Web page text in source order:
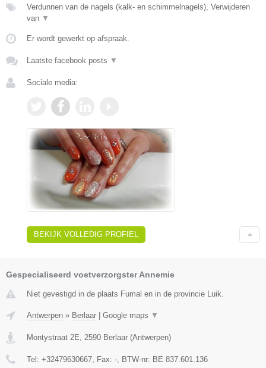
Verdunnen van de nagels (kalk- en schimmelnagels), Verwijderen
van ▼
Er wordt gewerkt op afspraak.
Laatste facebook posts ▼
Sociale media:
BEKIJK VOLLEDIG PROFIEL
Gespecialiseerd voetverzorgster Annemie
Niet gevestigd in de plaats Fumal en in de provincie Luik.
Antwerpen » Berlaar | Google maps ▼
Montystraat 2E 2590 Berlaar (Antwerpen)
Tel: +32479630667 , Fax: - , BTW-nr: BE 837.601.136